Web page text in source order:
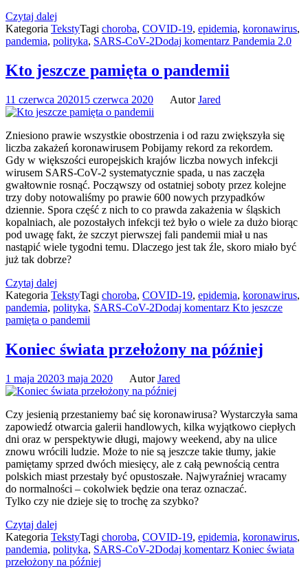
Czytaj dalej
Kategoria TekstyTagi choroba, COVID-19, epidemia, koronawirus,
pandemia, polityka, SARS-CoV-2Dodaj komentarz Pandemia 2.0
Kto jeszcze pamięta o pandemii
11 czerwca 202015 czerwca 2020 AutorJared
Zniesiono prawie wszystkie obostrzenia i od razu zwiększyła się
liczba zakażeń koronawirusem Pobijamy rekord za rekordem.
Gdy w większości europejskich krajów liczba nowych infekcji
wirusem SARS-CoV-2 systematycznie spada, u nas zaczęła
gwałtownie rosnąć. Począwszy od ostatniej soboty przez kolejne
trzy doby notowaliśmy po prawie 600 nowych przypadków
dziennie. Spora część z nich to co prawda zakażenia w śląskich
kopalniach, ale pozostałych infekcji też było o wiele za dużo biorąc
pod uwagę fakt, że szczyt pierwszej fali pandemii miał u nas
nastąpić wiele tygodni temu. Dlaczego jest tak źle, skoro miało być
już tak dobrze?
Czytaj dalej
Kategoria TekstyTagi choroba, COVID-19, epidemia, koronawirus,
pandemia, polityka, SARS-CoV-2Dodaj komentarz Kto jeszcze
pamięta o pandemii
Koniec świata przełożony na później
1 maja 20203 maja 2020 AutorJared
Czy jesienią przestaniemy bać się koronawirusa? Wystarczyła sama
zapowiedź otwarcia galerii handlowych, kilka wyjątkowo ciepłych
dni oraz w perspektywie długi, majowy weekend, aby na ulice
znowu wrócili ludzie. Może to nie są jeszcze takie tłumy, jakie
pamiętamy sprzed dwóch miesięcy, ale z całą pewnością centra
polskich miast przestały być opustoszałe. Najwyraźniej wracamy
do normalności – cokolwiek będzie ona teraz oznaczać.
Tylko czy nie dzieje się to trochę za szybko?
Czytaj dalej
Kategoria TekstyTagi choroba, COVID-19, epidemia, koronawirus,
pandemia, polityka, SARS-CoV-2Dodaj komentarz Koniec świata
przełożony na później